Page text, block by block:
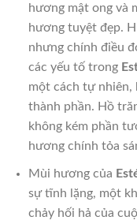
hương mật ong và
hương tuyệt đẹp.
nhưng chính điều
các yếu tố trong
một cách tự nhiên,
thành phần. Hồ
không kém phần
hương chính tỏa
Mùi hương của
sự tĩnh lặng, một
chảy hối hả của